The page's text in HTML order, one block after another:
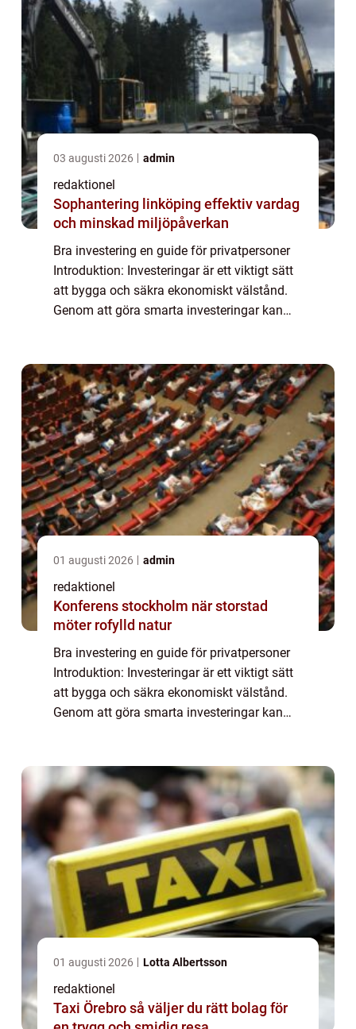
03 augusti 2026 admin
redaktionel
Sophantering linköping effektiv vardag
och minskad miljöpåverkan
Bra investering en guide för privatpersoner
Introduktion: Investeringar är ett viktigt sätt
att bygga och säkra ekonomiskt välstånd.
Genom att göra smarta investeringar kan
01 augusti 2026 admin
redaktionel
Konferens stockholm när storstad
möter rofylld natur
Bra investering en guide för privatpersoner
Introduktion: Investeringar är ett viktigt sätt
att bygga och säkra ekonomiskt välstånd.
Genom att göra smarta investeringar kan
01 augusti 2026 Lotta Albertsson
redaktionel
Taxi Örebro så väljer du rätt bolag för